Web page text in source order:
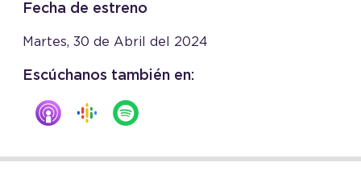
Fecha de estreno
Martes, 30 de Abril del 2024
Escúchanos también en: